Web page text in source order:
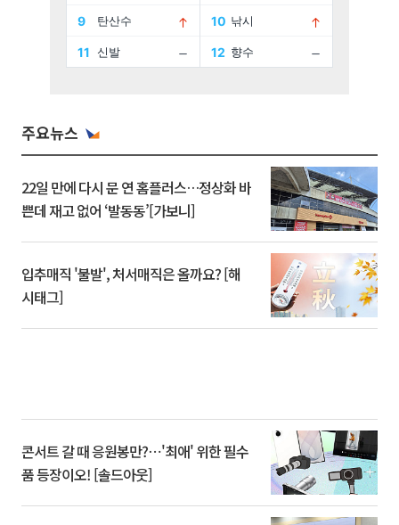
주요뉴스
22일 만에 다시 문 연 홈플러스…정상화 바
쁜데 재고 없어 ‘발동동’[가보니]
입추매직 '불발', 처서매직은 올까요? [해
시태그]
콘서트 갈 때 응원봉만?⋯'최애' 위한 필수
품 등장이오! [솔드아웃]